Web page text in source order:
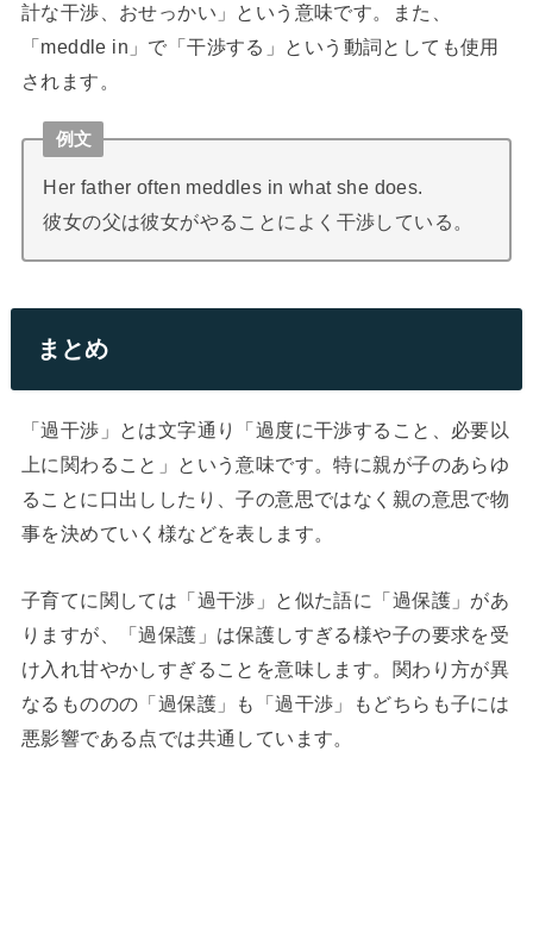
計な干渉、おせっかい」という意味です。また、
「meddle in」で「干渉する」という動詞としても使用
されます。
例文
Her father often meddles in what she does.
彼女の父は彼女がやることによく干渉している。
まとめ
「過干渉」とは文字通り「過度に干渉すること、必要以
上に関わること」という意味です。特に親が子のあらゆ
ることに口出ししたり、子の意思ではなく親の意思で物
事を決めていく様などを表します。
子育てに関しては「過干渉」と似た語に「過保護」があ
りますが、「過保護」は保護しすぎる様や子の要求を受
け入れ甘やかしすぎることを意味します。関わり方が異
なるもののの「過保護」も「過干渉」もどちらも子には
悪影響である点では共通しています。